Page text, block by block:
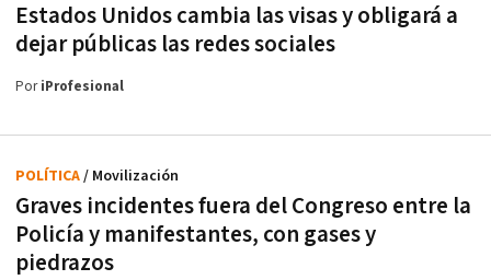
Estados Unidos cambia las visas y obligará a
dejar públicas las redes sociales
PoriProfesional
Graves incidentes fuera del Congreso entre la
Policía y manifestantes, con gases y
piedrazos
POLÍTICA/ Movilización